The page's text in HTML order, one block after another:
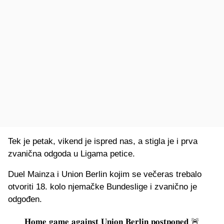
Tek je petak, vikend je ispred nas, a stigla je i prva
zvanična odgoda u Ligama petice.
Duel Mainza i Union Berlin kojim se večeras trebalo
otvoriti 18. kolo njemačke Bundeslige i zvanično je
odgođen.
𝐇𝐨𝐦𝐞 𝐠𝐚𝐦𝐞 𝐚𝐠𝐚𝐢𝐧𝐬𝐭 𝐔𝐧𝐢𝐨𝐧 𝐁𝐞𝐫𝐥𝐢𝐧 𝐩𝐨𝐬𝐭𝐩𝐨𝐧𝐞𝐝 🚨